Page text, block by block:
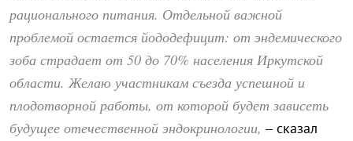
рационального питания. Отдельной важной
проблемой остается йододефицит: от эндемического
зоба страдает от 50 до 70% населения Иркутской
области. Желаю участникам съезда успешной и
плодотворной работы, от которой будет зависеть
будущее отечественной эндокринологии, – сказал